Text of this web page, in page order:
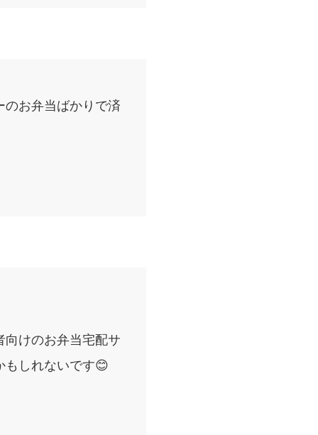
のお弁当ばかりで済
向けのお弁当宅配サ
もしれないです😊